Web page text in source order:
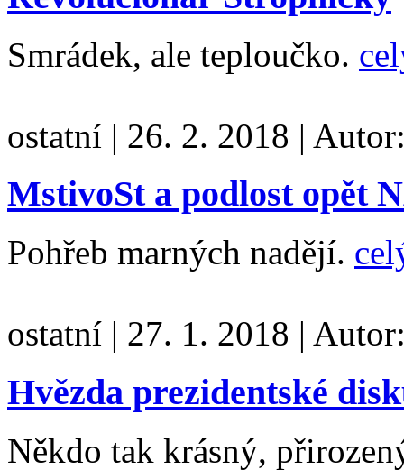
Smrádek, ale teploučko.
ostatní | 26. 2. 2018 |
MstivoSt a podlost opět
Pohřeb marných nadějí.
ostatní | 27. 1. 2018 |
Hvězda prezidentské
Někdo tak krásný,